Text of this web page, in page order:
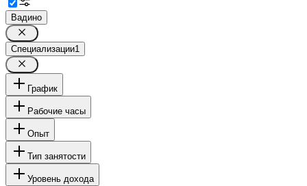
Вадино
Специализации1
График
Рабочие часы
Опыт
Тип занятости
Уровень дохода